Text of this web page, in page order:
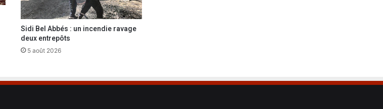
Sidi Bel Abbés : un incendie ravage
deux entrepôts
5 août 2026